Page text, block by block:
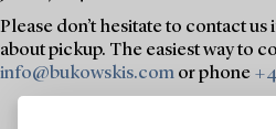
Please don’t hesitate to contact
about pickup. The easiest way to
info@bukowskis.com or phone